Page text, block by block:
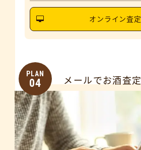
オンライン査定
PLAN
04 メールでお酒査定